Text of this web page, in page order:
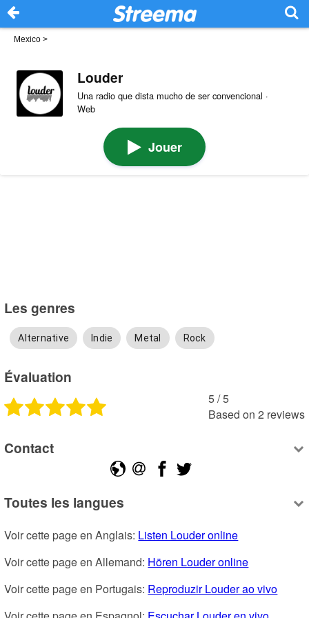
Mexico >
Louder
Una radio que dista mucho de ser convencional ·
Web
Jouer
Les genres
Alternative Indie Metal Rock
Évaluation
5 /5
Based on 2 reviews
Contact
Toutes les langues
Voir cette page en Anglais: Listen Louder online
Voir cette page en Allemand: Hören Louder online
Voir cette page en Portugais: Reproduzir Louder ao vivo